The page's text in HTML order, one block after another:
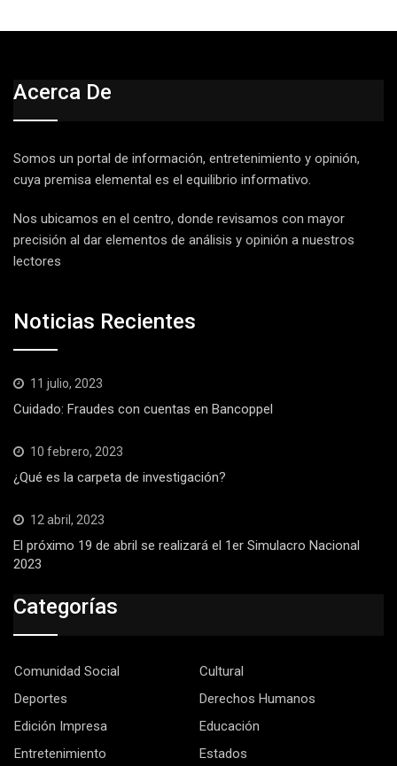
Acerca De
Somos un portal de información, entretenimiento y opinión,
cuya premisa elemental es el equilibrio informativo.
Nos ubicamos en el centro, donde revisamos con mayor
precisión al dar elementos de análisis y opinión a nuestros
lectores
Noticias Recientes
11 julio, 2023
Cuidado: Fraudes con cuentas en Bancoppel
10 febrero, 2023
¿Qué es la carpeta de investigación?
12 abril, 2023
El próximo 19 de abril se realizará el 1er Simulacro Nacional
2023
Categorías
Comunidad Social
Cultural
Deportes
Derechos Humanos
Edición Impresa
Educación
Entretenimiento
Estados